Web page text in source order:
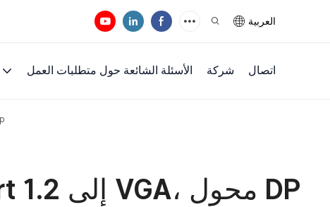
العربية
الأسئلة الشائعة حول متطلبات العمل شركة اتصال
محول DisplayPort 1.2 إلى VGA، محول DP إلى VGA، محول توصيل بدقة 1080p